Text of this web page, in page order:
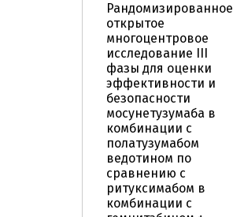
Рандомизированное
открытое
многоцентровое
исследование III
фазы для оценки
эффективности и
безопасности
мосунетузумаба в
комбинации с
полатузумабом
ведотином по
сравнению с
ритуксимабом в
комбинации с